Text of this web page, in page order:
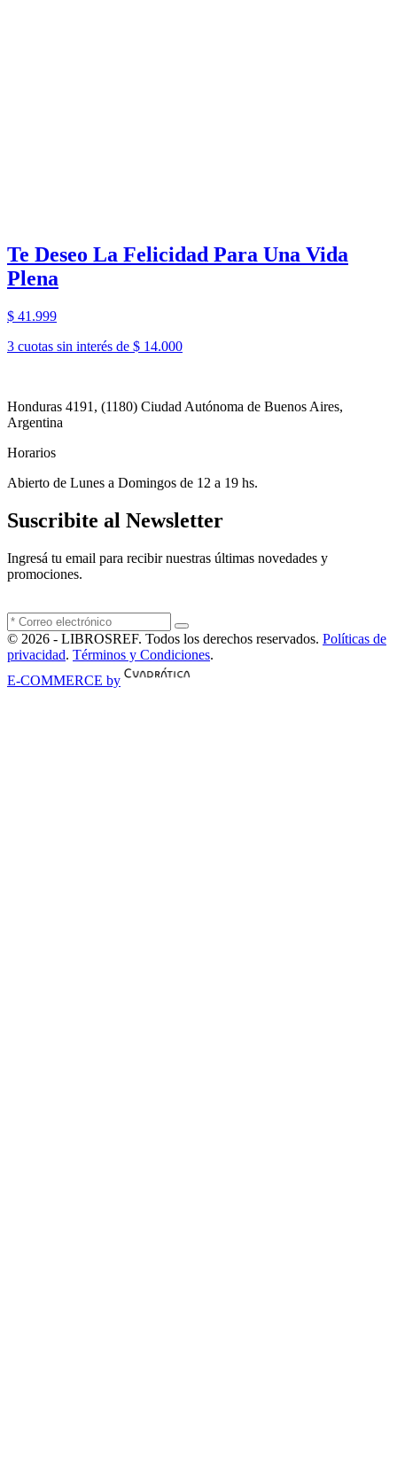
Te Deseo La Felicidad Para Una Vida
Plena
$ 41.999
3 cuotas sin interés de $ 14.000
Honduras 4191, (1180) Ciudad Autónoma de Buenos Aires,
Argentina
Horarios
Abierto de Lunes a Domingos de 12 a 19 hs.
Suscribite al Newsletter
Ingresá tu email para recibir nuestras últimas novedades y
promociones.
© 2026 - LIBROSREF. Todos los derechos reservados. Políticas de
privacidad. Términos y Condiciones.
E-COMMERCE by